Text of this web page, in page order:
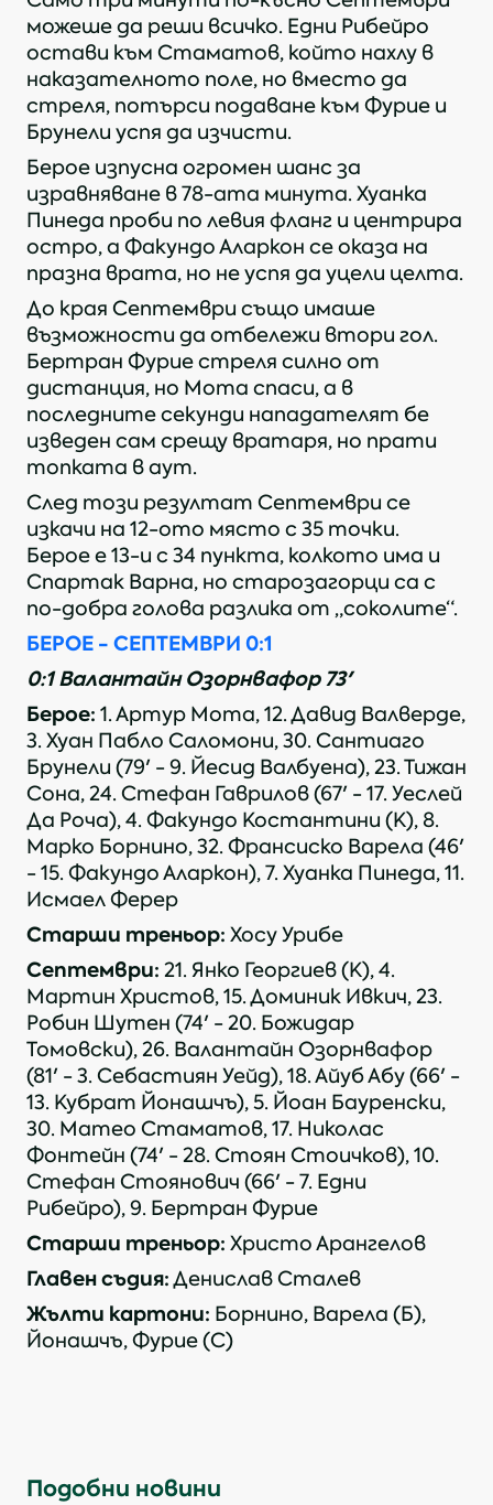
KОПИРАЙ
можеше да реши всичко. Едни Рибейро
остави към Стаматов, който нахлу в
наказателното поле, но вместо да
стреля, потърси подаване към Фурие и
Брунели успя да изчисти.
Берое изпусна огромен шанс за
изравняване в 78-ата минута. Хуанка
Пинеда проби по левия фланг и центрира
остро, а Факундо Аларкон се оказа на
празна врата, но не успя да уцели целта.
До края Септември също имаше
възможности да отбележи втори гол.
Бертран Фурие стреля силно от
дистанция, но Мота спаси, а в
последните секунди нападателят бе
изведен сам срещу вратаря, но прати
топката в аут.
След този резултат Септември се
изкачи на 12-ото място с 35 точки.
Берое е 13-и с 34 пункта, колкото има и
Спартак Варна, но старозагорци са с
по-добра голова разлика от „соколите“.
БЕРОЕ - СЕПТЕМВРИ 0:1
0:1 Валантайн Озорнвафор 73'
Берое: 1. Артур Мота, 12. Давид Валверде,
3. Хуан Пабло Саломони, 30. Сантиаго
Брунели (79' - 9. Йесид Валбуена), 23. Тижан
Сона, 24. Стефан Гаврилов (67' - 17. Уеслей
Да Роча), 4. Факундо Костантини (К), 8.
Марко Борнино, 32. Франсиско Варела (46'
- 15. Факундо Аларкон), 7. Хуанка Пинеда, 11.
Исмаел Ферер
Старши треньор: Хосу Урибе
Септември: 21. Янко Георгиев (К), 4.
Мартин Христов, 15. Доминик Ивкич, 23.
Робин Шутен (74' - 20. Божидар
Томовски), 26. Валантайн Озорнвафор
(81' - 3. Себастиян Уейд), 18. Айуб Абу (66' -
13. Кубрат Йонашчъ), 5. Йоан Бауренски,
30. Матео Стаматов, 17. Николас
Фонтейн (74' - 28. Стоян Стоичков), 10.
Стефан Стоянович (66' - 7. Едни
Рибейро), 9. Бертран Фурие
Старши треньор: Христо Арангелов
Главен съдия:Денислав Сталев
Жълти картони: Борнино, Варела (Б),
Йонашчъ, Фурие (С)
Подобни новини